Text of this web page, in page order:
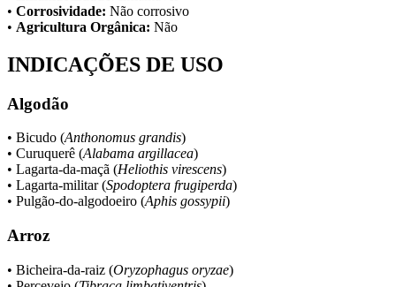
• Corrosividade: Não corrosivo
• Agricultura Orgânica: Não
INDICAÇÕES DE USO
Algodão
• Bicudo (Anthonomus grandis)
• Curuquerê (Alabama argillacea)
• Lagarta-da-maçã (Heliothis virescens)
• Lagarta-militar (Spodoptera frugiperda)
• Pulgão-do-algodoeiro (Aphis gossypii)
Arroz
• Bicheira-da-raiz (Oryzophagus oryzae)